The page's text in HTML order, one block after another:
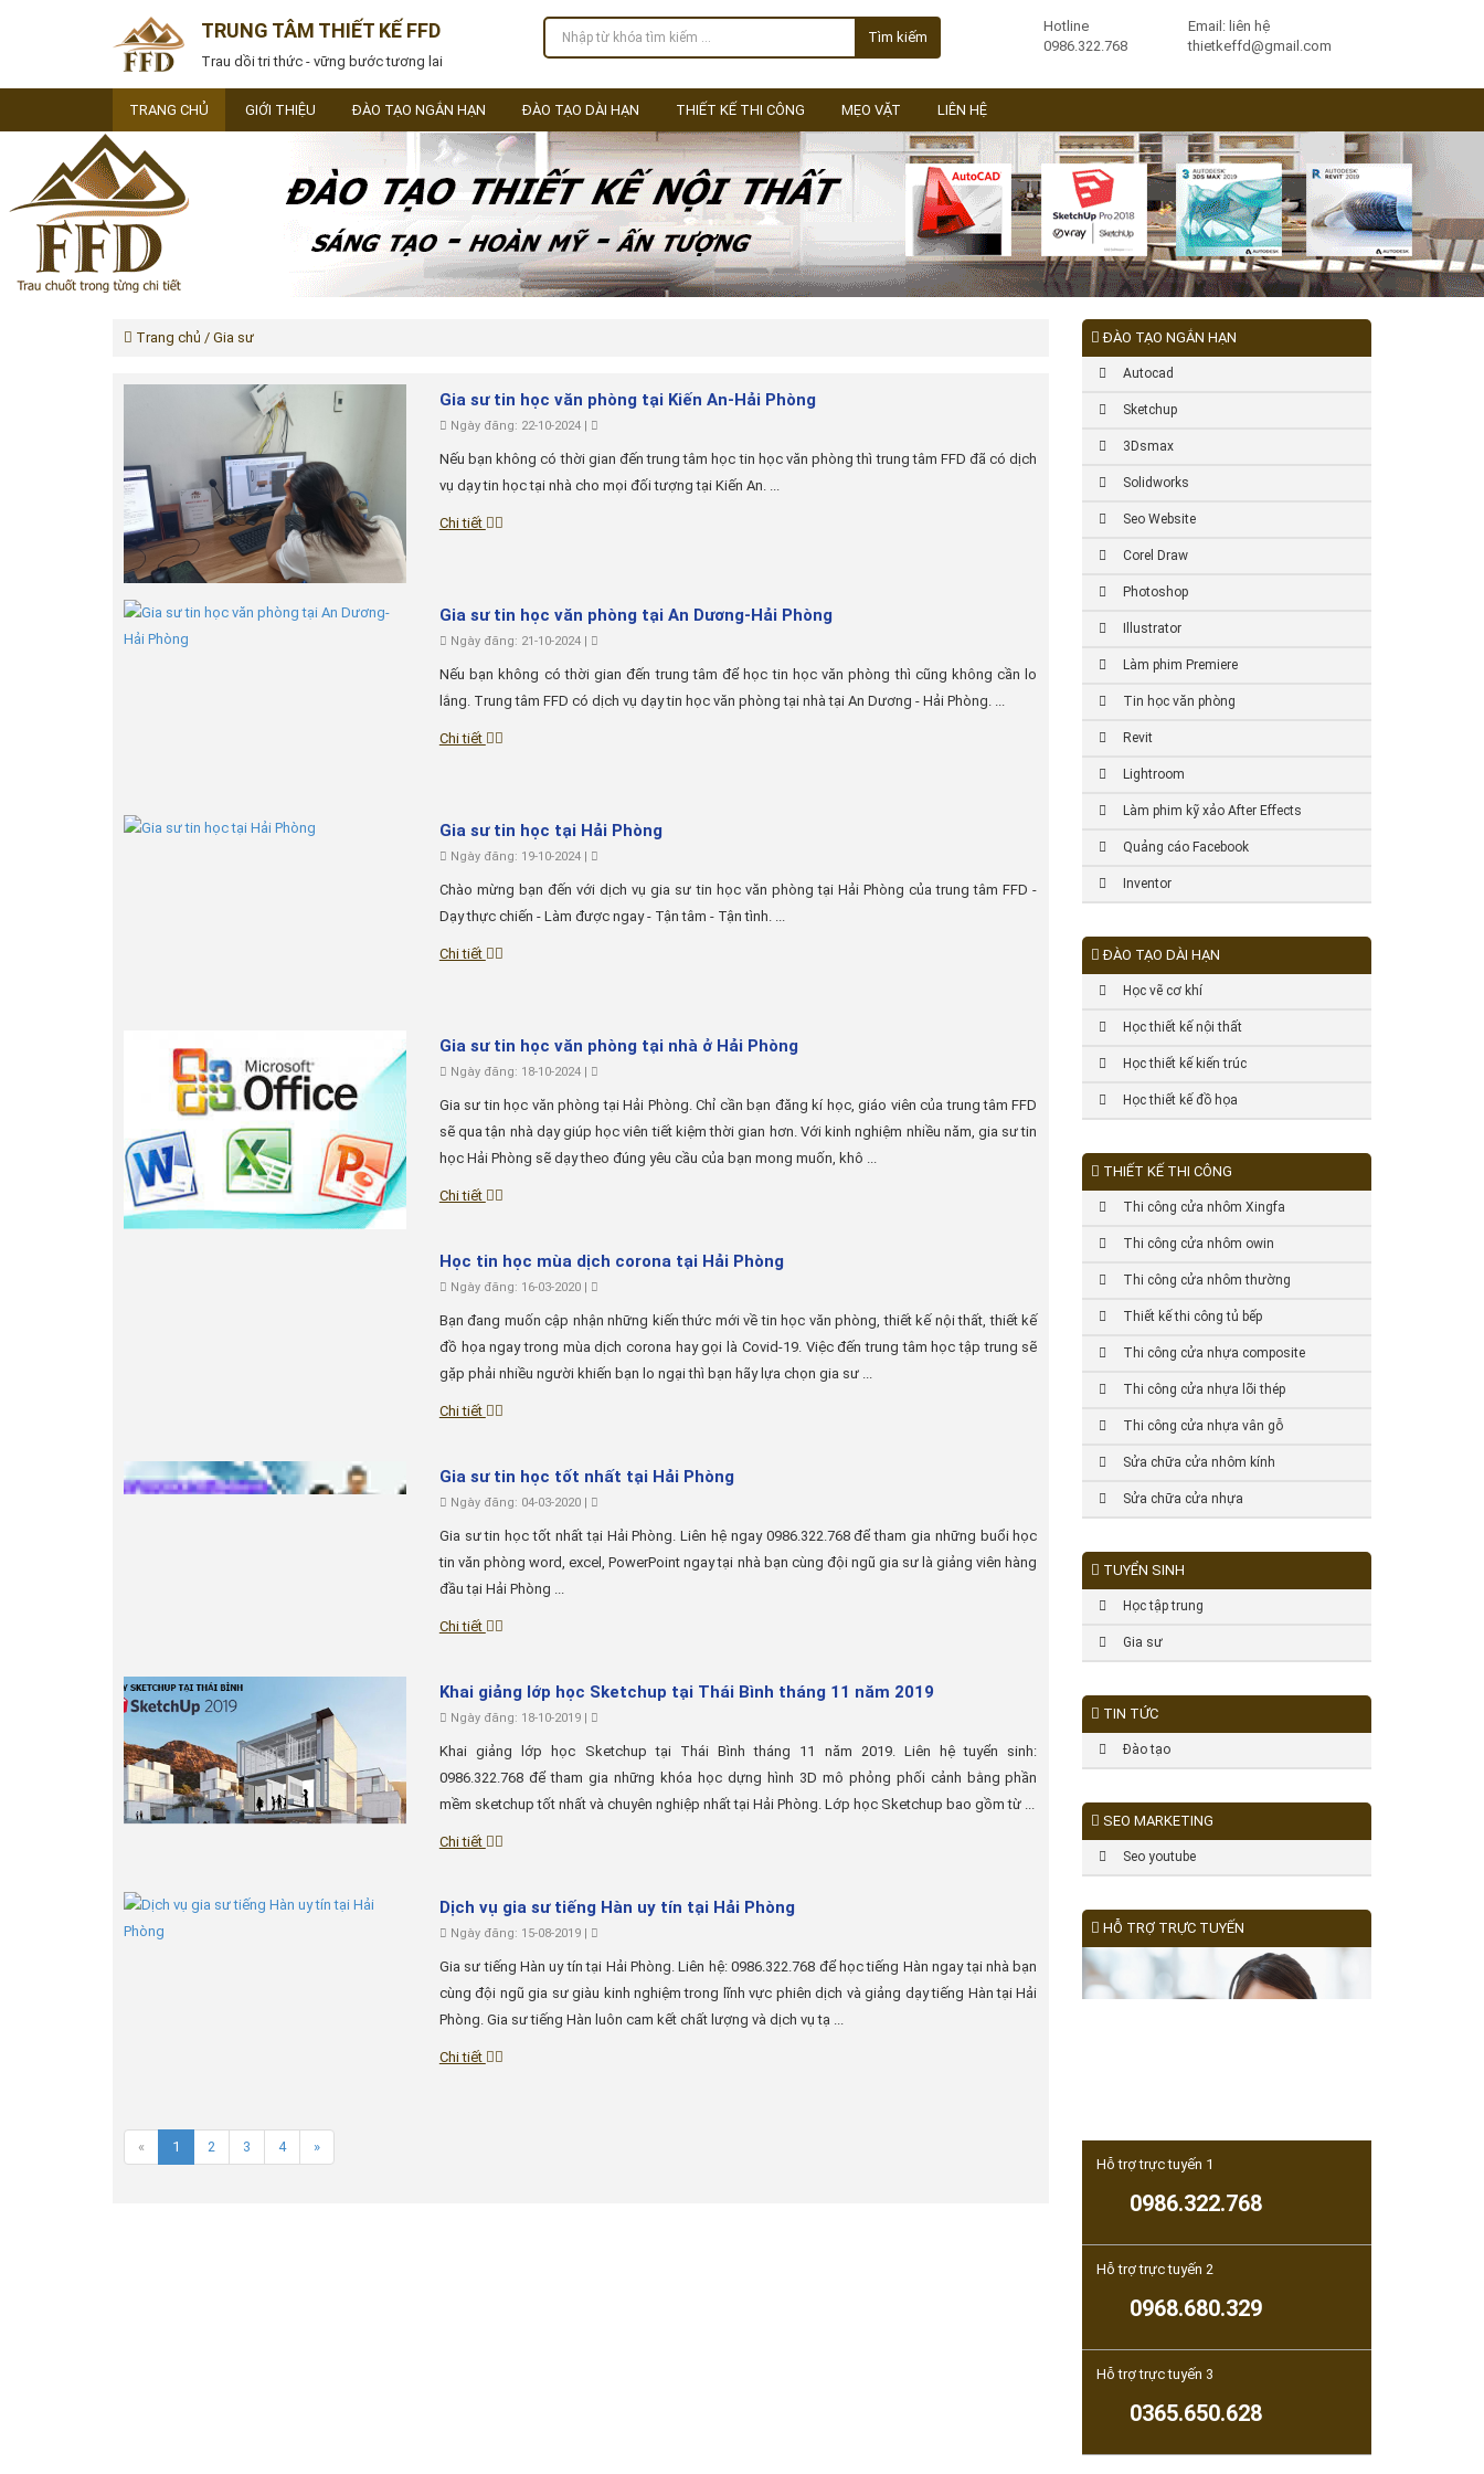
TRUNG TÂM THIẾT KẾ FFD
Trau dồi tri thức - vững bước tương lai
Tìm kiếm
Email: liên hệ
thietkeffd@gmail.com
Hotline
0986.322.768
TRANG CHỦ GIỚI THIỆU ĐÀO TẠO NGẮN HẠN ĐÀO TẠO DÀI HẠN THIẾT KẾ THI CÔNG MẸO VẶT LIÊN HỆ
Trang chủ / Gia sư
Gia sư tin học văn phòng tại Kiến An-Hải Phòng
Ngày đăng: 22-10-2024 |
Nếu bạn không có thời gian đến trung tâm học tin học văn phòng thì trung tâm FFD đã có dịch
vụ dạy tin học tại nhà cho mọi đối tượng tại Kiến An. ...
Chi tiết
Gia sư tin học văn phòng tại An Dương-Hải Phòng
Ngày đăng: 21-10-2024 |
Nếu bạn không có thời gian đến trung tâm để học tin học văn phòng thì cũng không cần lo
lắng. Trung tâm FFD có dịch vụ dạy tin học văn phòng tại nhà tại An Dương - Hải Phòng. ...
Chi tiết
Gia sư tin học tại Hải Phòng
Ngày đăng: 19-10-2024 |
Chào mừng bạn đến với dịch vụ gia sư tin học văn phòng tại Hải Phòng của trung tâm FFD -
Dạy thực chiến - Làm được ngay - Tận tâm - Tận tình. ...
Chi tiết
Gia sư tin học văn phòng tại nhà ở Hải Phòng
Ngày đăng: 18-10-2024 |
Gia sư tin học văn phòng tại Hải Phòng. Chỉ cần bạn đăng kí học, giáo viên của trung tâm FFD
sẽ qua tận nhà dạy giúp học viên tiết kiệm thời gian hơn. Với kinh nghiệm nhiều năm, gia sư tin
học Hải Phòng sẽ dạy theo đúng yêu cầu của bạn mong muốn, khô ...
Chi tiết
Học tin học mùa dịch corona tại Hải Phòng
Ngày đăng: 16-03-2020 |
Bạn đang muốn cập nhận những kiến thức mới về tin học văn phòng, thiết kế nội thất, thiết kế
đồ họa ngay trong mùa dịch corona hay gọi là Covid-19. Việc đến trung tâm học tập trung sẽ
gặp phải nhiều người khiến bạn lo ngại thì bạn hãy lựa chọn gia sư ...
Chi tiết
Gia sư tin học tốt nhất tại Hải Phòng
Ngày đăng: 04-03-2020 |
Gia sư tin học tốt nhất tại Hải Phòng. Liên hệ ngay 0986.322.768 để tham gia những buổi học
tin văn phòng word, excel, PowerPoint ngay tại nhà bạn cùng đội ngũ gia sư là giảng viên hàng
đầu tại Hải Phòng ...
Chi tiết
Khai giảng lớp học Sketchup tại Thái Bình tháng 11 năm 2019
Ngày đăng: 18-10-2019 |
Khai giảng lớp học Sketchup tại Thái Bình tháng 11 năm 2019. Liên hệ tuyển sinh:
0986.322.768 để tham gia những khóa học dựng hình 3D mô phỏng phối cảnh bằng phần
mềm sketchup tốt nhất và chuyên nghiệp nhất tại Hải Phòng. Lớp học Sketchup bao gồm từ ...
Chi tiết
Dịch vụ gia sư tiếng Hàn uy tín tại Hải Phòng
Ngày đăng: 15-08-2019 |
Gia sư tiếng Hàn uy tín tại Hải Phòng. Liên hệ: 0986.322.768 để học tiếng Hàn ngay tại nhà bạn
cùng đội ngũ gia sư giàu kinh nghiệm trong lĩnh vực phiên dịch và giảng dạy tiếng Hàn tại Hải
Phòng. Gia sư tiếng Hàn luôn cam kết chất lượng và dịch vụ tạ ...
Chi tiết
« 1 2 3 4 »
ĐÀO TẠO NGẮN HẠN
Autocad
Sketchup
3Dsmax
Solidworks
Seo Website
Corel Draw
Photoshop
Illustrator
Làm phim Premiere
Tin học văn phòng
Revit
Lightroom
Làm phim kỹ xảo After Effects
Quảng cáo Facebook
Inventor
ĐÀO TẠO DÀI HẠN
Học vẽ cơ khí
Học thiết kế nội thất
Học thiết kế kiến trúc
Học thiết kế đồ họa
THIẾT KẾ THI CÔNG
Thi công cửa nhôm Xingfa
Thi công cửa nhôm owin
Thi công cửa nhôm thường
Thiết kế thi công tủ bếp
Thi công cửa nhựa composite
Thi công cửa nhựa lõi thép
Thi công cửa nhựa vân gỗ
Sửa chữa cửa nhôm kính
Sửa chữa cửa nhựa
TUYỂN SINH
Học tập trung
Gia sư
TIN TỨC
Đào tạo
SEO MARKETING
Seo youtube
HỖ TRỢ TRỰC TUYẾN
Hỗ trợ trực tuyến 1
0986.322.768
Hỗ trợ trực tuyến 2
0968.680.329
Hỗ trợ trực tuyến 3
0365.650.628